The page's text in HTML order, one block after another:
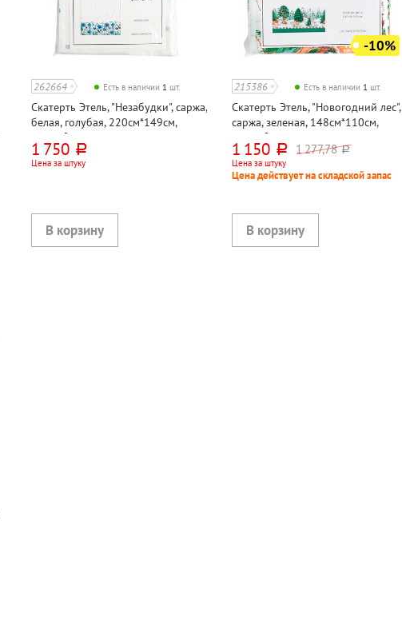
262664 Есть в наличии 1 шт.
Скатерть Этель, "Незабудки", саржа,
белая, голубая, 220см*149см,
190г⁄м²
1 750 руб.
Цена за штуку
-10%
215386 Есть в наличии 1 шт.
Скатерть Этель, "Новогодний лес",
саржа, зеленая, 148см*110см,
190г⁄м²
1 150 руб. 1 277,78 руб.
Цена за штуку
Цена действует на складской запас